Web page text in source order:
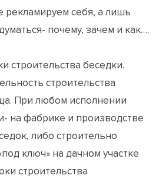
рекламируем себя, а лишь
почему, зачем и как….
строительства беседки.
строительства
При любом исполнении
на фабрике и производстве
либо строительно
ключ» на дачном участке
строительства